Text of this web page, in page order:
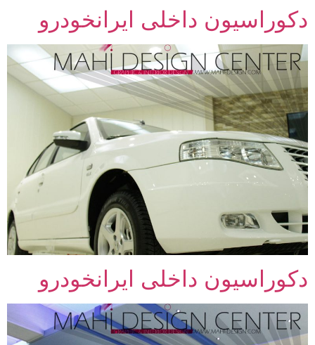
دکوراسیون داخلی ایرانخودرو
دکوراسیون داخلی ایرانخودرو